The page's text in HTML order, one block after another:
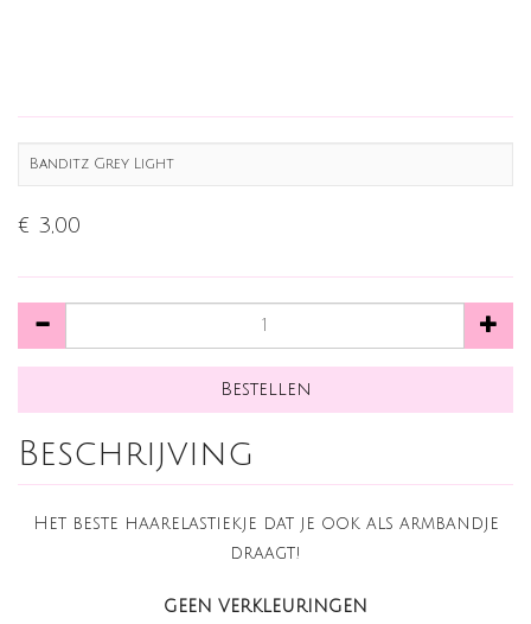
Banditz Grey Light
€ 3,00
Beschrijving
Het beste haarelastiekje dat je ook als armbandje
draagt!
GEEN VERKLEURINGEN